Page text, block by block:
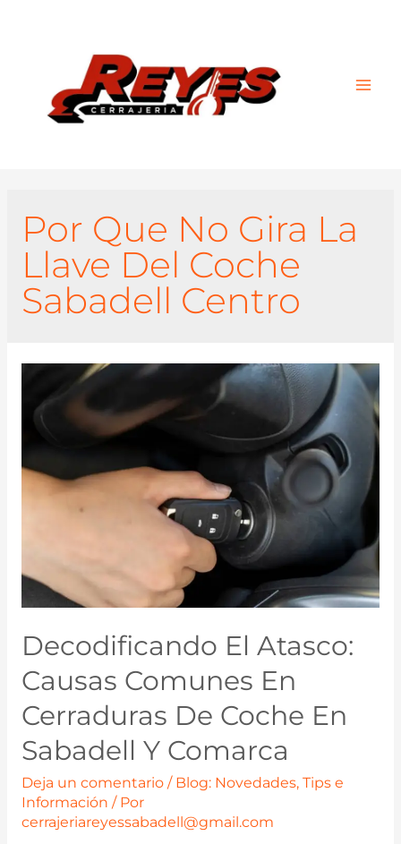
Por Que No Gira La
Llave Del Coche
Sabadell Centro
Decodificando El Atasco:
Causas Comunes En
Cerraduras De Coche En
Sabadell Y Comarca
Deja un comentario / Blog: Novedades, Tips e
Información / Por
cerrajeriareyessabadell@gmail.com